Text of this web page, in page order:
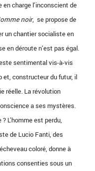
charge l’inconscient de
noir, se propose de
un chantier socialiste en
en déroute n’est pas égal.
sentimental vis-à-vis
et, constructeur du futur, il
réelle. La révolution
a ses mystères.
L’homme est perdu,
de Lucio Fanti, des
coloré, donne à
consenties sous un